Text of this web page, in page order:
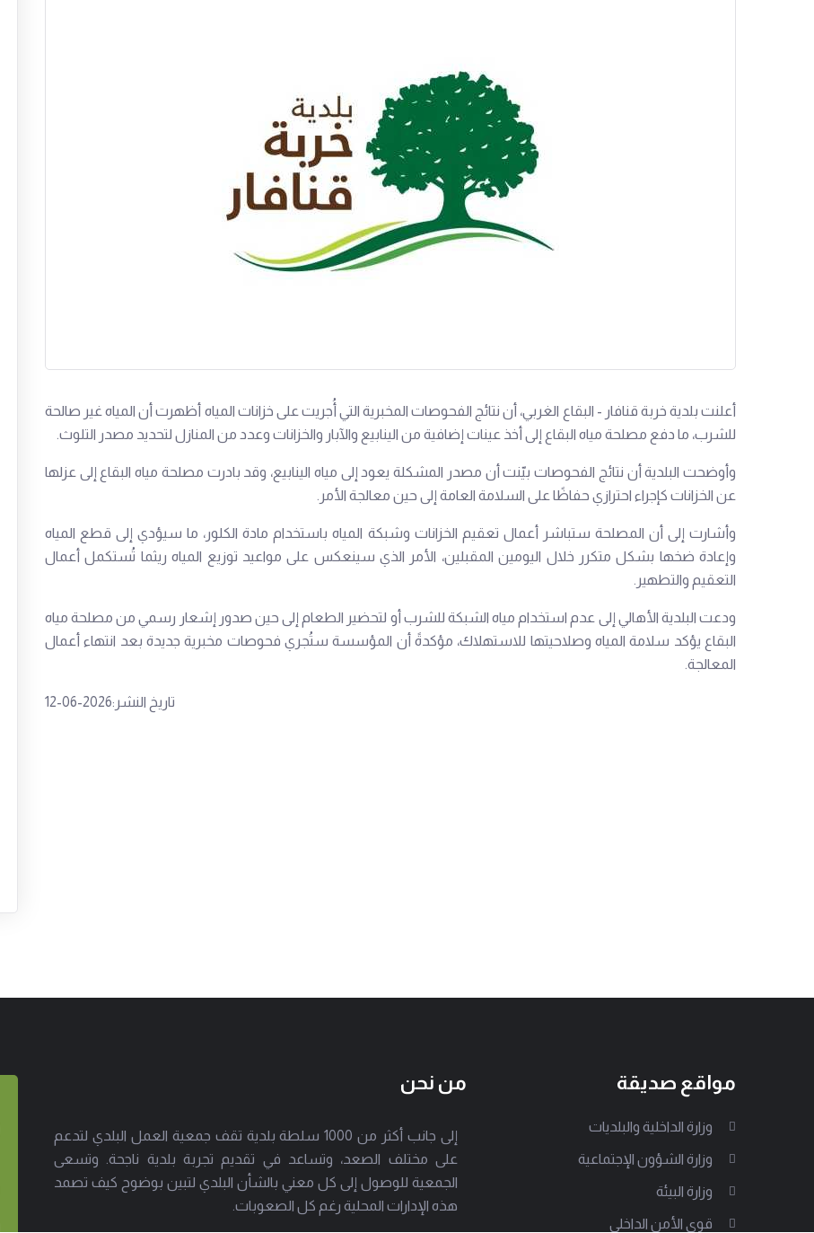
أعلنت بلدية خربة قنافار - البقاع الغربي، أن نتائج الفحوصات المخبرية التي أُجريت على خزانات المياه أظهرت أن المياه غير صالحة
للشرب، ما دفع مصلحة مياه البقاع إلى أخذ عينات إضافية من الينابيع والآبار والخزانات وعدد من المنازل لتحديد مصدر التلوث.
وأوضحت البلدية أن نتائج الفحوصات بيّنت أن مصدر المشكلة يعود إلى مياه الينابيع، وقد بادرت مصلحة مياه البقاع إلى عزلها
عن الخزانات كإجراء احترازي حفاظًا على السلامة العامة إلى حين معالجة الأمر.
وأشارت إلى أن المصلحة ستباشر أعمال تعقيم الخزانات وشبكة المياه باستخدام مادة الكلور، ما سيؤدي إلى قطع المياه
وإعادة ضخها بشكل متكرر خلال اليومين المقبلين، الأمر الذي سينعكس على مواعيد توزيع المياه ريثما تُستكمل أعمال
التعقيم والتطهير.
ودعت البلدية الأهالي إلى عدم استخدام مياه الشبكة للشرب أو لتحضير الطعام إلى حين صدور إشعار رسمي من مصلحة مياه
البقاع يؤكد سلامة المياه وصلاحيتها للاستهلاك، مؤكدةً أن المؤسسة ستُجري فحوصات مخبرية جديدة بعد انتهاء أعمال
المعالجة.
تاريخ النشر:2026-06-12
مواقع صديقة
وزارة الداخلية والبلديات
وزارة الشؤون الإجتماعية
وزارة البيئة
قوى الأمن الداخلي
من نحن
إلى جانب أكثر من 1000 سلطة بلدية تقف جمعية العمل البلدي لتدعم
على مختلف الصعد، وتساعد في تقديم تجربة بلدية ناجحة. وتسعى
الجمعية للوصول إلى كل معني بالشأن البلدي لتبين بوضوح كيف تصمد
هذه الإدارات المحلية رغم كل الصعوبات.